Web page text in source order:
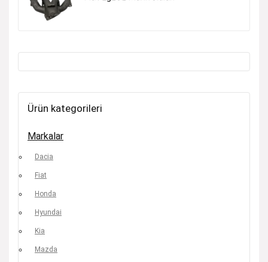
Ürün kategorileri
Markalar
Dacia
Fiat
Honda
Hyundai
Kia
Mazda